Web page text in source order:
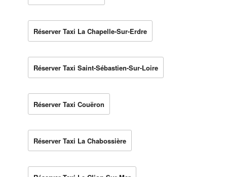
Réserver Taxi La Chapelle-Sur-Erdre
Réserver Taxi Saint-Sébastien-Sur-Loire
Réserver Taxi Couëron
Réserver Taxi La Chabossière